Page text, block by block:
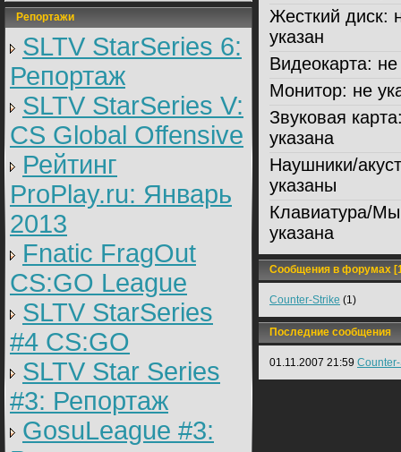
Репортажи
SLTV StarSeries 6:
Репортаж
SLTV StarSeries V:
CS Global Offensive
Рейтинг
ProPlay.ru: Январь
2013
Fnatic FragOut
CS:GO League
SLTV StarSeries
#4 CS:GO
SLTV Star Series
#3: Репортаж
GosuLeague #3:
Жесткий диск:
указан
Видеокарта: не
Монитор: не
Звуковая
указана
Наушники/
указаны
Клавиатура/
указана
Сообщения в форумах
Counter-Strike (1)
Последние сообщения
01.11.2007 21:59